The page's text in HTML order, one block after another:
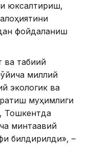
юксалтириш,
фойдаланиш
ва табиий
миллий
экологик ва
муҳимлиги
Тошкентда
минтақавий
билдирилди», –